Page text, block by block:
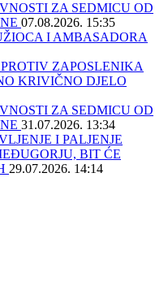
ZA SEDMICU OD
07.08.2026. 15:35
I AMBASADORA
ZAPOSLENIKA
KRIVIČNO DJELO
ZA SEDMICU OD
31.07.2026. 13:34
I PALJENJE
BIT ĆE
29.07.2026. 14:14